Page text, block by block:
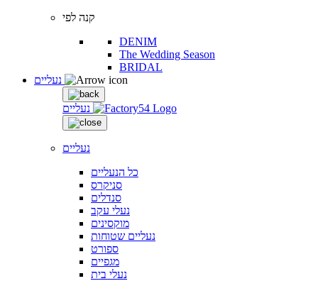
קנה לפי
DENIM
The Wedding Season
BRIDAL
נעליים
נעליים
כל הנעליים
סניקרס
סנדלים
נעלי עקב
מוקסינים
נעליים שטוחות
ספורט
מגפיים
נעלי בית